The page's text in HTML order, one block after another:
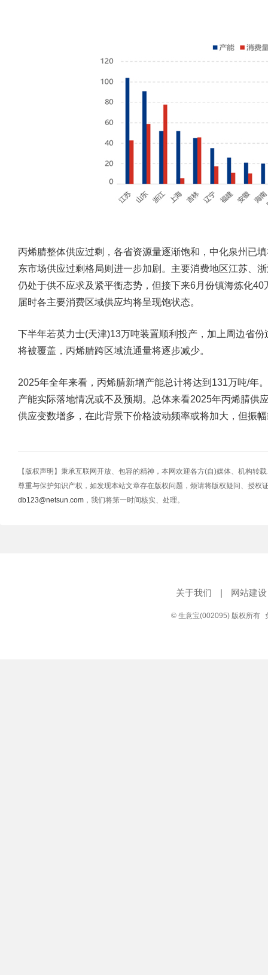
丙烯腈整体供应过剩，各省资源量逐渐饱和，中化泉州已
东市场供应过剩格局则进一步加剧。主要消费地区江苏、
仍处于供不应求及紧平衡态势，但接下来6月份镇海炼化
届时各主要消费区域供应均将呈现饱状态。
下半年若英力士(天津)13万吨装置顺利投产，加上周边省
将被覆盖，丙烯腈跨区域流通量将逐步减少。
2025年全年来看，丙烯腈新增产能总计将达到131万吨/年
产能实际落地情况或不及预期。总体来看2025年丙烯腈供
供应变数增多，在此背景下价格波动频率或将加大，但振
【版权声明】秉承互联网开放、包容的精神，本网欢迎各方(自)媒体、机构转
尊重与保护知识产权，如发现本站文章存在版权问题，烦请将版权疑问、授权
db123@netsun.com ，我们将第一时间核实、处理。
关于我们 | 网站建设
© 生意宝(002095) 版权所有